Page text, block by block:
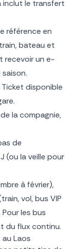
inclut le transfert
référence en
bateau et
recevoir un e-
disponible
la compagnie,
de
(ou la veille pour
à février),
vol, bus VIP
les bus
du flux continu.
Laos